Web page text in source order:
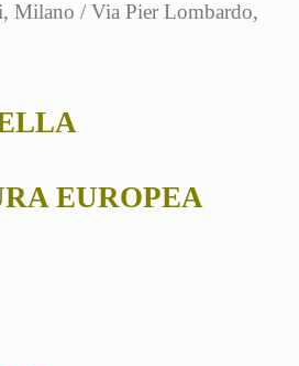
Milano / Via Pier Lombardo,
EUROPEA